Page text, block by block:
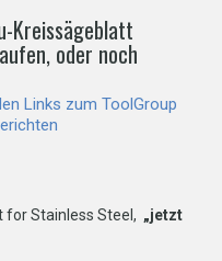
Kreissägeblatt
oder noch
Links zum ToolGroup
for Stainless Steel, „jetzt